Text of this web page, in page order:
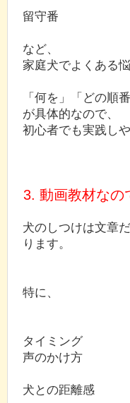
留守番
など、
家庭犬でよくある
「何を」「どの順
が具体的なので、
初心者でも実践し
3. 動画教材なの
犬のしつけは文章
ります。
特に、
タイミング
声のかけ方
犬との距離感